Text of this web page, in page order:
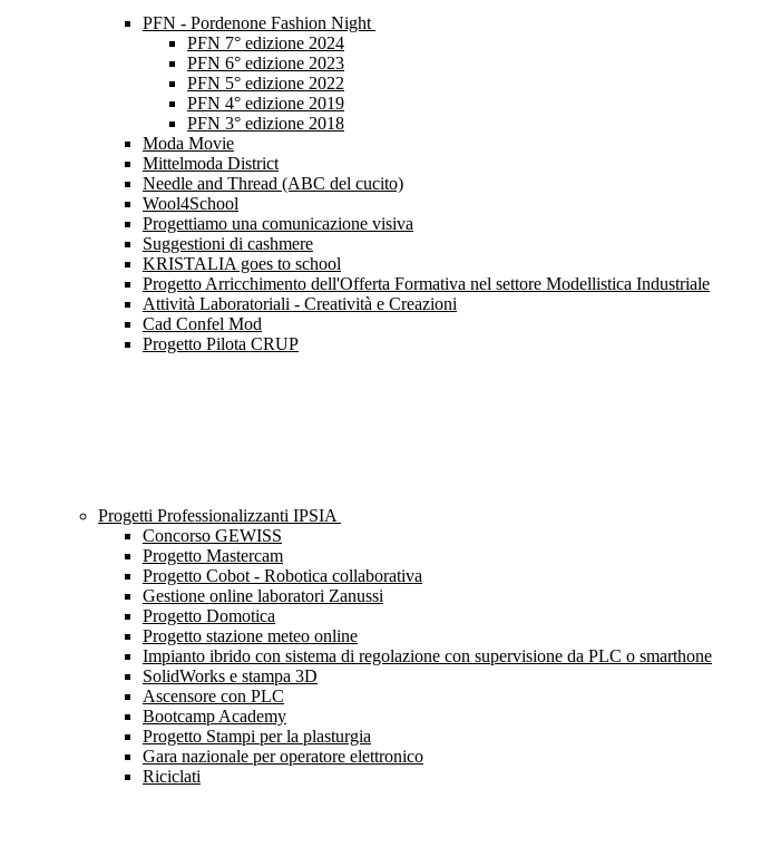
PFN - Pordenone Fashion Night
PFN 7° edizione 2024
PFN 6° edizione 2023
PFN 5° edizione 2022
PFN 4° edizione 2019
PFN 3° edizione 2018
Moda Movie
Mittelmoda District
Needle and Thread (ABC del cucito)
Wool4School
Progettiamo una comunicazione visiva
Suggestioni di cashmere
KRISTALIA goes to school
Progetto Arricchimento dell'Offerta Formativa nel settore Modellistica Industriale
Attività Laboratoriali - Creatività e Creazioni
Cad Confel Mod
Progetto Pilota CRUP
Progetti Professionalizzanti IPSIA
Concorso GEWISS
Progetto Mastercam
Progetto Cobot - Robotica collaborativa
Gestione online laboratori Zanussi
Progetto Domotica
Progetto stazione meteo online
Impianto ibrido con sistema di regolazione con supervisione da PLC o smarthone
SolidWorks e stampa 3D
Ascensore con PLC
Bootcamp Academy
Progetto Stampi per la plasturgia
Gara nazionale per operatore elettronico
Riciclati